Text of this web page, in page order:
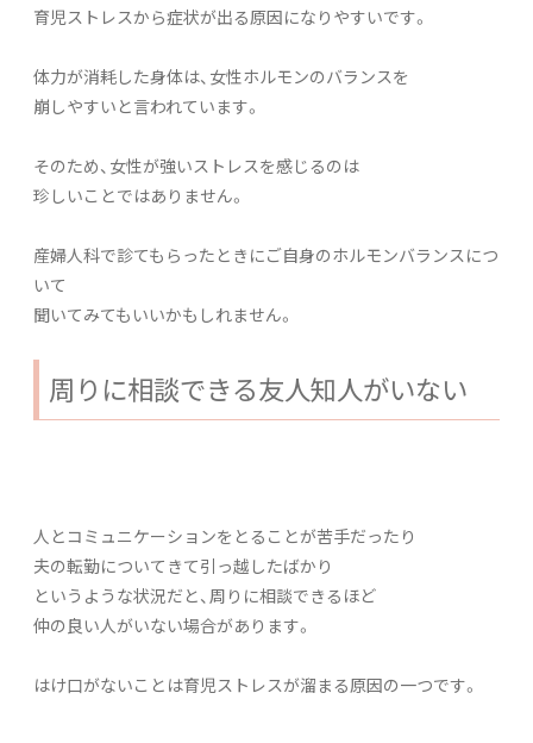
育児ストレスから症状が出る原因になりやすいです。
体力が消耗した身体は、女性ホルモンのバランスを
崩しやすいと言われています。
そのため、女性が強いストレスを感じるのは
珍しいことではありません。
産婦人科で診てもらったときにご自身のホルモンバランスにつ
いて
聞いてみてもいいかもしれません。
周りに相談できる友人知人がいない
人とコミュニケーションをとることが苦手だったり
夫の転勤についてきて引っ越したばかり
というような状況だと、周りに相談できるほど
仲の良い人がいない場合があります。
はけ口がないことは育児ストレスが溜まる原因の一つです。